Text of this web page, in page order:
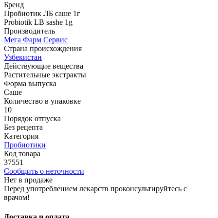
Бренд
Пробиотик ЛБ саше 1г
Probiotik LB sashe 1g
Производитель
Мега Фарм Сервис
Страна происхождения
Узбекистан
Действующие вещества
Растительные экстракты
Форма выпуска
Саше
Количество в упаковке
10
Порядок отпуска
Без рецепта
Категория
Пробиотики
Код товара
37551
Сообщить о неточности
Нет в продаже
Перед употреблением лекарств проконсультируйтесь с
врачом!